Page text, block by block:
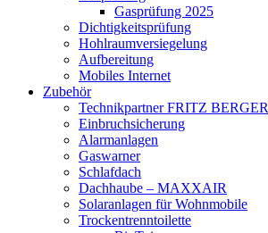
Gasprüfung 2025
Dichtigkeitsprüfung
Hohlraumversiegelung
Aufbereitung
Mobiles Internet
Zubehör
Technikpartner FRITZ BERGER
Einbruchsicherung
Alarmanlagen
Gaswarner
Schlafdach
Dachhaube – MAXXAIR
Solaranlagen für Wohnmobile
Trockentrenntoilette